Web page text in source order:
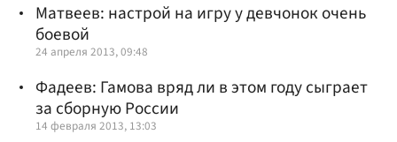
Матвеев: настрой на игру у девчонок очень
боевой
24 апреля 2013, 09:48
Фадеев: Гамова вряд ли в этом году сыграет
за сборную России
14 февраля 2013, 13:03